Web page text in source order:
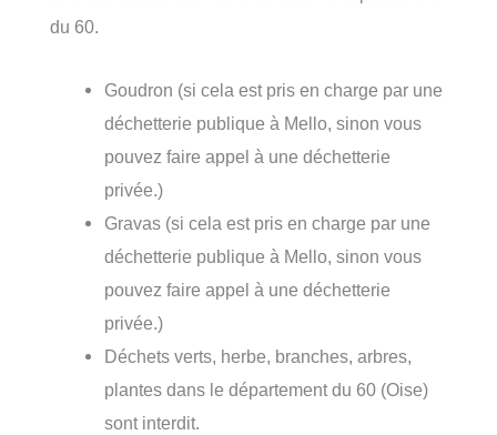
du 60.
Goudron (si cela est pris en charge par une
déchetterie publique à Mello, sinon vous
pouvez faire appel à une déchetterie
privée.)
Gravas (si cela est pris en charge par une
déchetterie publique à Mello, sinon vous
pouvez faire appel à une déchetterie
privée.)
Déchets verts, herbe, branches, arbres,
plantes dans le département du 60 (Oise)
sont interdit.